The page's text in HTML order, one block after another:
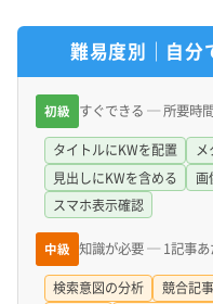
難易度別｜自分
初級 すぐできる ─ 所要時
タイトルにKWを配置
見出しにKWを含める
画
スマホ表示確認
中級 知識が必要 ─ 1記事あ
検索意図の分析 競合記